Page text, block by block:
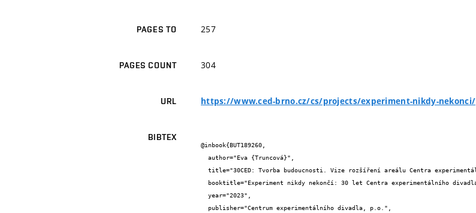
PAGES TO 257
PAGES COUNT 304
URL https://www.ced-brno.cz/cs/projects/experiment-nikdy-nekonci/
BIBTEX
@inbook{BUT189260,